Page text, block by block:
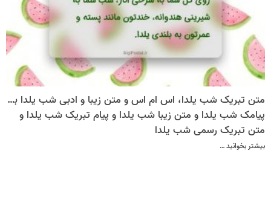
متن تبریک شب یلدا، اس ام اس و متن زیبا و ادبی شب یلدا به همراه کارت پستال
پیامک شب یلدا و متن زیبا شب یلدا و پیام تبریک شب یلدا و
متن تبریک رسمی شب یلدا
بیشتر بخوانید …